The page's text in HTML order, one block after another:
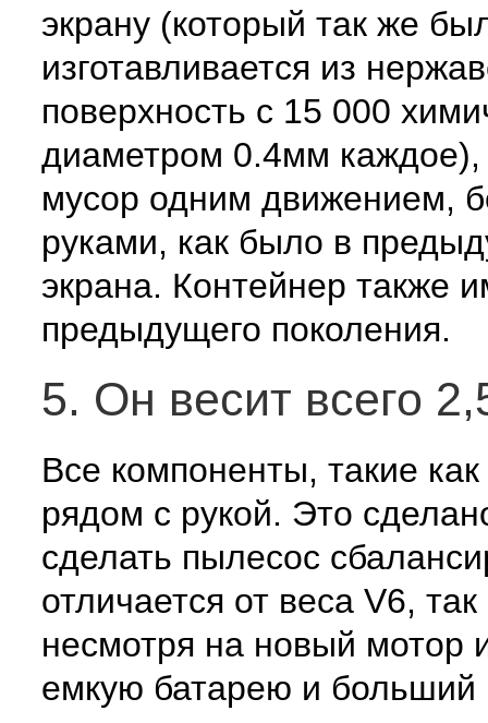
экрану (который так же
изготавливается из
поверхность с 15 000
диаметром 0.4мм каждое),
мусор одним движением,
руками, как было в
экрана. Контейнер также
предыдущего поколения.
5. Он весит всего
Все компоненты, такие
рядом с рукой. Это
сделать пылесос
отличается от веса V6,
несмотря на новый мотор
емкую батарею и больший